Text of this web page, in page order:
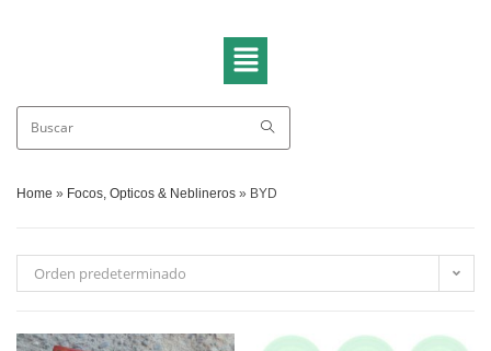
Home » Focos, Opticos & Neblineros » BYD
Orden predeterminado